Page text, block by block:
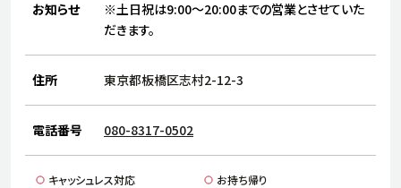
よくある質問・お問い合わせ
お知らせ
※土日祝は9:00～20:00までの営業とさせていた
だきます。
住所 東京都板橋区志村2-12-3
電話番号 080-8317-0502
キャッシュレス対応
お持ち帰り